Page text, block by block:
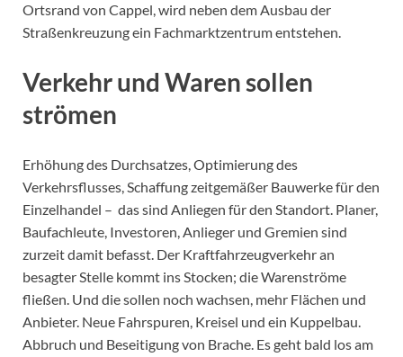
Ortsrand von Cappel, wird neben dem Ausbau der
Straßenkreuzung ein Fachmarktzentrum entstehen.
Verkehr und Waren sollen
strömen
Erhöhung des Durchsatzes, Optimierung des
Verkehrsflusses, Schaffung zeitgemäßer Bauwerke für den
Einzelhandel – das sind Anliegen für den Standort. Planer,
Baufachleute, Investoren, Anlieger und Gremien sind
zurzeit damit befasst. Der Kraftfahrzeugverkehr an
besagter Stelle kommt ins Stocken; die Warenströme
fließen. Und die sollen noch wachsen, mehr Flächen und
Anbieter. Neue Fahrspuren, Kreisel und ein Kuppelbau.
Abbruch und Beseitigung von Brache. Es geht bald los am